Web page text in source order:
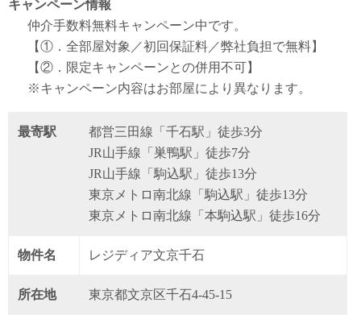
キャンペーン情報
仲介手数料無料キャンペーン中です。
【①．全部屋対象／初回保証料／弊社負担で無料】
【②．限定キャンペーンとの併用不可】
※キャンペーン内容はお部屋により異なります。
最寄駅
都営三田線「千石駅」徒歩3分
JR山手線「巣鴨駅」徒歩7分
JR山手線「駒込駅」徒歩13分
東京メトロ南北線「駒込駅」徒歩13分
東京メトロ南北線「本駒込駅」徒歩16分
物件名 レジディア文京千石
所在地 東京都文京区千石4-45-15